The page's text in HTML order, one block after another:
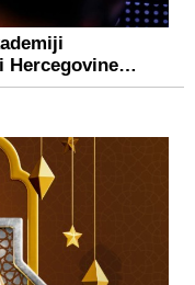
Hercegovine…